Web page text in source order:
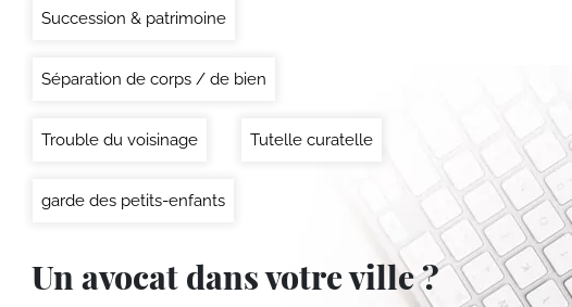
Succession & patrimoine
Séparation de corps / de bien
Trouble du voisinage Tutelle curatelle
garde des petits-enfants
Un avocat dans votre ville ?